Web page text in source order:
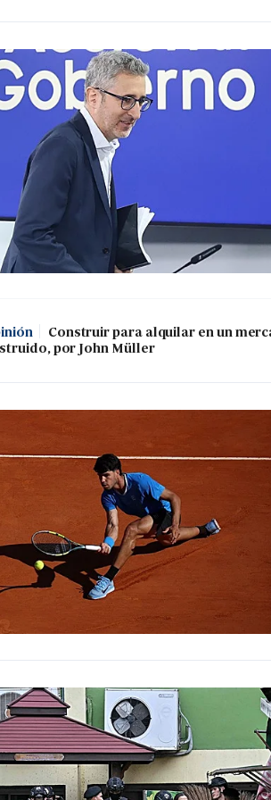
Construir para alquilar en un
por John Müller